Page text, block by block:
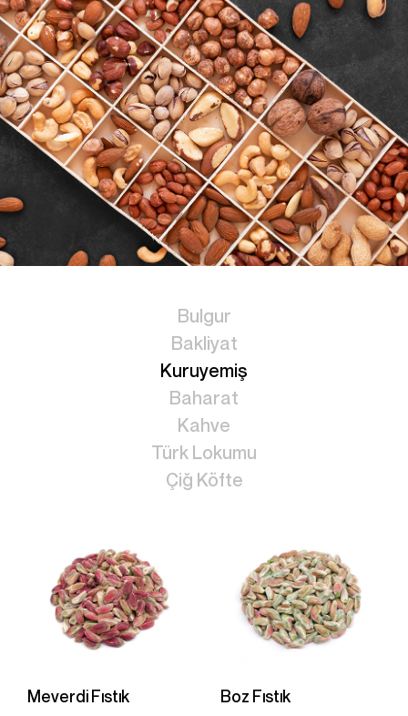
Bulgur
Bakliyat
Kuruyemiş
Baharat
Kahve
Türk Lokumu
Çiğ Köfte
Meverdi Fıstık Boz Fıstık